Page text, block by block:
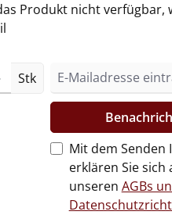
Produkt nicht verfügbar,
Stk
Mit dem Senden
erklären Sie
unseren AGBs